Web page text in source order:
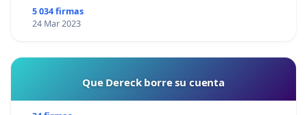
5 034 firmas
24 Mar 2023
Que Dereck borre su cuenta